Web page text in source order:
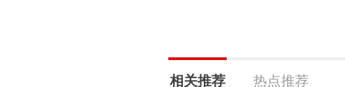
相关推荐 热点推荐